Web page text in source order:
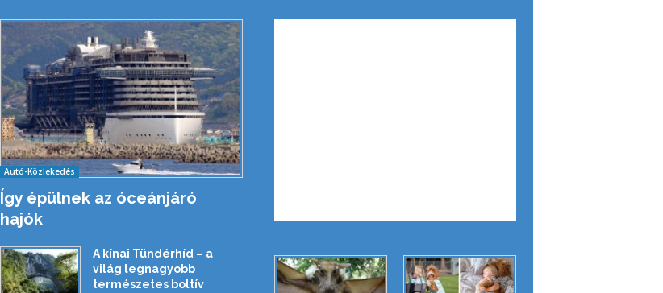
Autó-Közlekedés
Így épülnek az óceánjáró
hajók
A kínai Tündérhíd – a
világ legnagyobb
természetes boltív